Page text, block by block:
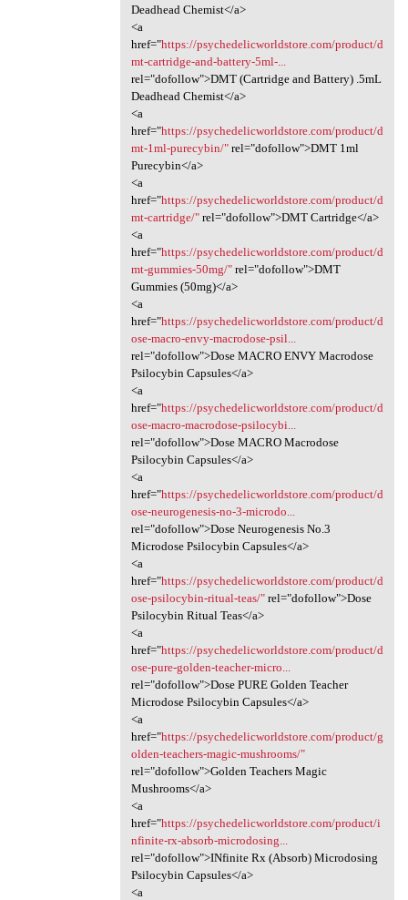
Deadhead Chemist</a>
<a
href="https://psychedelicworldstore.com/product/d
mt-cartridge-and-battery-5ml-...
rel="dofollow">DMT (Cartridge and Battery) .5mL
Deadhead Chemist</a>
<a
href="https://psychedelicworldstore.com/product/d
mt-1ml-purecybin/"rel="dofollow">DMT 1ml
Purecybin</a>
<a
href="https://psychedelicworldstore.com/product/d
mt-cartridge/"rel="dofollow">DMT Cartridge</a>
<a
href="https://psychedelicworldstore.com/product/d
mt-gummies-50mg/"rel="dofollow">DMT
Gummies (50mg)</a>
<a
href="https://psychedelicworldstore.com/product/d
ose-macro-envy-macrodose-psil...
rel="dofollow">Dose MACRO ENVY Macrodose
Psilocybin Capsules</a>
<a
href="https://psychedelicworldstore.com/product/d
ose-macro-macrodose-psilocybi...
rel="dofollow">Dose MACRO Macrodose
Psilocybin Capsules</a>
<a
href="https://psychedelicworldstore.com/product/d
ose-neurogenesis-no-3-microdo...
rel="dofollow">Dose Neurogenesis No.3
Microdose Psilocybin Capsules</a>
<a
href="https://psychedelicworldstore.com/product/d
ose-psilocybin-ritual-teas/"rel="dofollow">Dose
Psilocybin Ritual Teas</a>
<a
href="https://psychedelicworldstore.com/product/d
ose-pure-golden-teacher-micro...
rel="dofollow">Dose PURE Golden Teacher
Microdose Psilocybin Capsules</a>
<a
href="https://psychedelicworldstore.com/product/g
olden-teachers-magic-mushrooms/"
rel="dofollow">Golden Teachers Magic
Mushrooms</a>
<a
href="https://psychedelicworldstore.com/product/i
nfinite-rx-absorb-microdosing...
rel="dofollow">INfinite Rx (Absorb) Microdosing
Psilocybin Capsules</a>
<a